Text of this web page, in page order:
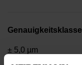
Genauigkeitsklasse
± 5,0 µm